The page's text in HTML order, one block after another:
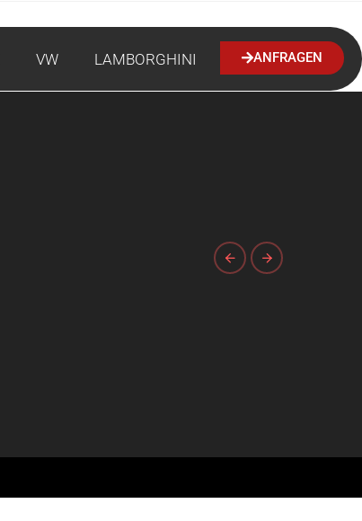
VW LAMBORGHINI ANFRAGEN